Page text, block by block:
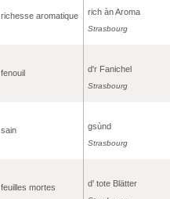
richesse aromatique rich àn Aroma
Strasbourg
fenouil d'r Fanichel
Strasbourg
sain gsùnd
Strasbourg
feuilles mortes d' tote Blätter